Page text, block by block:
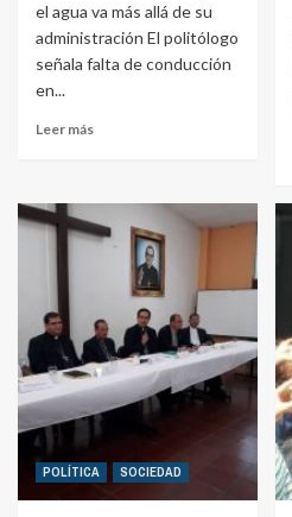
el agua va más allá de su
administración El politólogo
señala falta de conducción
en...
Leer más
POLÍTICA SOCIEDAD